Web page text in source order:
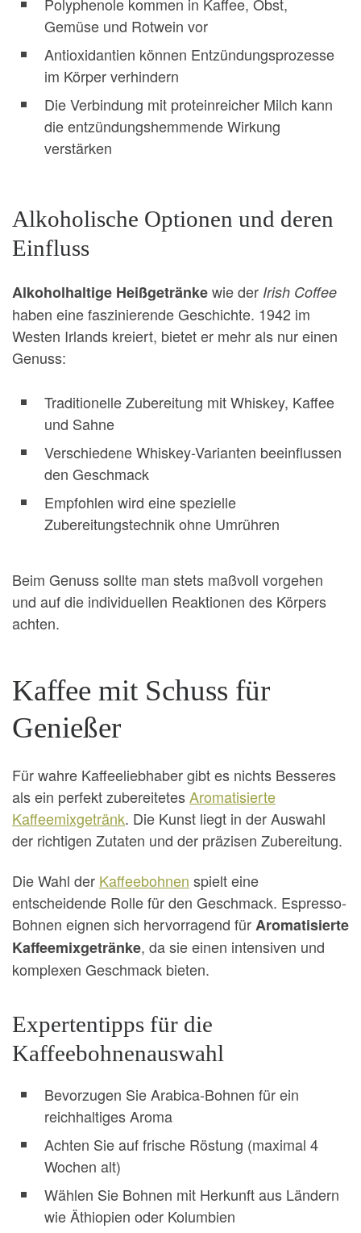
Gemüse und Rotwein vor
Antioxidantien können Entzündungsprozesse
im Körper verhindern
Die Verbindung mit proteinreicher Milch kann
die entzündungshemmende Wirkung
verstärken
Alkoholische Optionen und deren
Einfluss
Alkoholhaltige Heißgetränkewie der Irish Coffee
haben eine faszinierende Geschichte. 1942 im
Westen Irlands kreiert, bietet er mehr als nur einen
Genuss:
Traditionelle Zubereitung mit Whiskey, Kaffee
und Sahne
Verschiedene Whiskey-Varianten beeinflussen
den Geschmack
Empfohlen wird eine spezielle
Zubereitungstechnik ohne Umrühren
Beim Genuss sollte man stets maßvoll vorgehen
und auf die individuellen Reaktionen des Körpers
achten.
Kaffee mit Schuss für
Genießer
Für wahre Kaffeeliebhaber gibt es nichts Besseres
als ein perfekt zubereitetesAromatisierte
Kaffeemixgetränk. Die Kunst liegt in der Auswahl
der richtigen Zutaten und der präzisen Zubereitung.
Die Wahl der Kaffeebohnen spielt eine
entscheidende Rolle für den Geschmack. Espresso-
Bohnen eignen sich hervorragend fürAromatisierte
Kaffeemixgetränke, da sie einen intensiven und
komplexen Geschmack bieten.
Expertentipps für die
Kaffeebohnenauswahl
Bevorzugen Sie Arabica-Bohnen für ein
reichhaltiges Aroma
Achten Sie auf frische Röstung (maximal 4
Wochen alt)
Wählen Sie Bohnen mit Herkunft aus Ländern
wie Äthiopien oder Kolumbien